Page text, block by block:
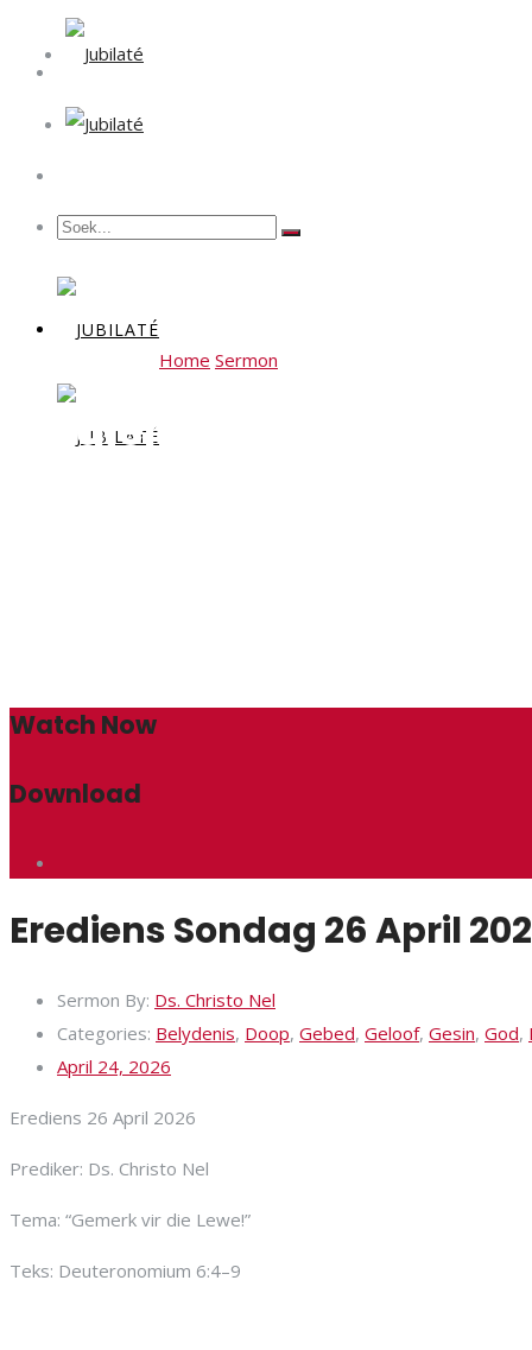
Home Sermon
Erediens Sondag 26
Watch Now
Download
Erediens Sondag 26 April
Sermon By: Ds. Christo Nel
Categories: Belydenis, Doop, Gebed, Geloof, Gesin, God,
April 24, 2026
Erediens 26 April 2026
Prediker: Ds. Christo Nel
Tema: “Gemerk vir die Lewe!”
Teks: Deuteronomium 6:4–9